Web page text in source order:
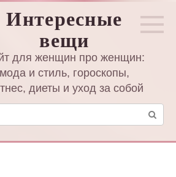
Интересные
вещи
для женщин про женщин:
мода и стиль, гороскопы,
диеты и уход за собой